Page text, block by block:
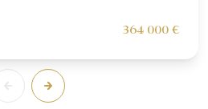
364 000 €